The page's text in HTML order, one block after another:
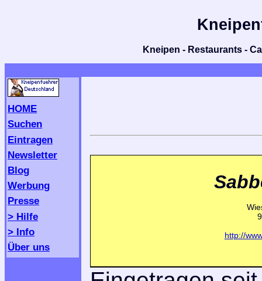
Kneipen - Restaurants -
HOME
Suchen
Eintragen
Newsletter
Blog
Werbung
Presse
> Hilfe
> Info
Über uns
http://